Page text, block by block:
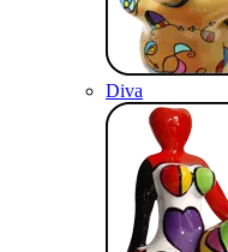
Diva